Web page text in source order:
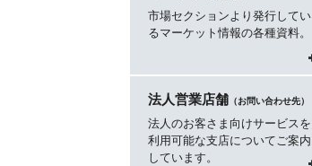
市場セクションより発行してい
るマーケット情報の各種資料。
法人営業店舗 （お問い合わせ先）
法人のお客さま向けサービスを
利用可能な支店についてご案内
しています。